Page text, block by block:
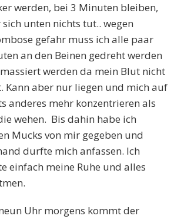
werden, bei 3 Minuten bleiben,
unten nichts tut.. wegen
gefahr muss ich alle paar
an den Beinen gedreht werden
werden da mein Blut nicht
Kann aber nur liegen und mich auf
anderes mehr konzentrieren als
wehen. Bis dahin habe ich
Mucks von mir gegeben und
durfte mich anfassen. Ich
einfach meine Ruhe und alles
Uhr morgens kommt der